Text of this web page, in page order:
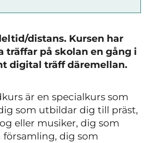
distans. Kursen har
träffar på skolan en gång i
digital träff däremellan.
är en specialkurs som
som utbildar dig till präst,
eller musiker, dig som
församling, dig som